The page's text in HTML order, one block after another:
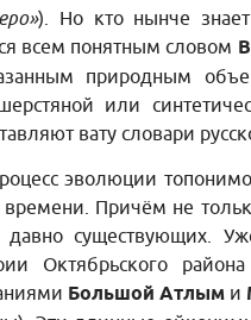
). Но кто нынче
всем понятным словом
природным
или
вату словари
эволюции
времени. Причём не
существующих.
Октябрьского
Большой Атлым и